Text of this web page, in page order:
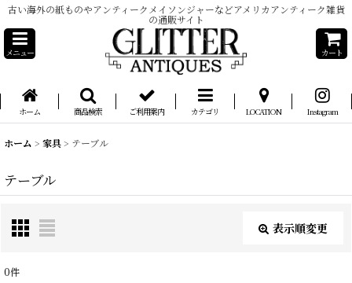
古い海外の紙ものやアンティークメイソンジャーなどアメリカアンティーク雑貨
の通販サイト
メニュー カート
ホーム 商品検索 ご利用案内 カテゴリ LOCATION Instagram
ホーム > 家具> テーブル
テーブル
表示順変更
閉じる
0件